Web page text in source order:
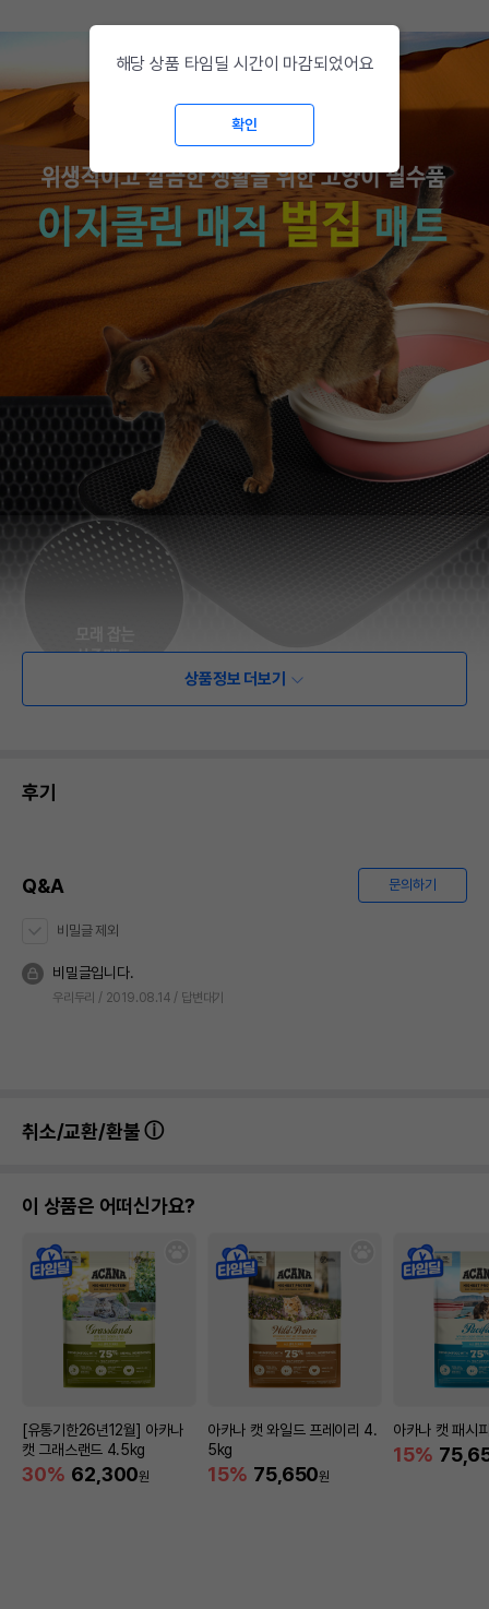
상품정보 더보기
후기
Q&A 문의하기
비밀글 제외
비밀글입니다.
우리두리 2019.08.14 답변대기
취소/교환/환불
이 상품은 어떠신가요?
[유통기한26년12월] 아카나
캣 그래스랜드 4.5kg
30% 62,300원
아카나 캣 와일드 프레이리 4.
5kg
15% 75,650원
아카나 캣 패시
15%
해당 상품 타임딜 시간이 마감되었어요
확인